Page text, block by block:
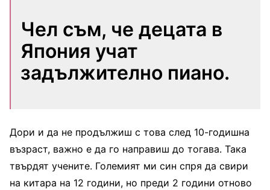
Чел съм, че децата в
Япония учат
задължително пиано.
Дори и да не продължиш с това след 10-годишна
възраст, важно е да го направиш до тогава. Така
твърдят учените. Големият ми син спря да свири
на китара на 12 години, но преди 2 години отново